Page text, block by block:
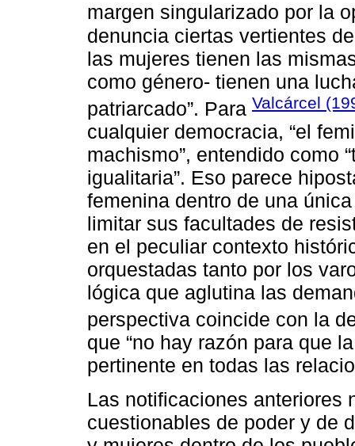
margen singularizado por la
denuncia ciertas vertientes
las mujeres tienen las
como género- tienen una
patriarcado”. Para Valcárcel
cualquier democracia, “el
machismo”, entendido como
igualitaria”. Eso parece
femenina dentro de una
limitar sus facultades de
en el peculiar contexto
orquestadas tanto por los
lógica que aglutina las
perspectiva coincide con la
que “no hay razón para que
pertinente en todas las
Las notificaciones anteriores
cuestionables de poder y de